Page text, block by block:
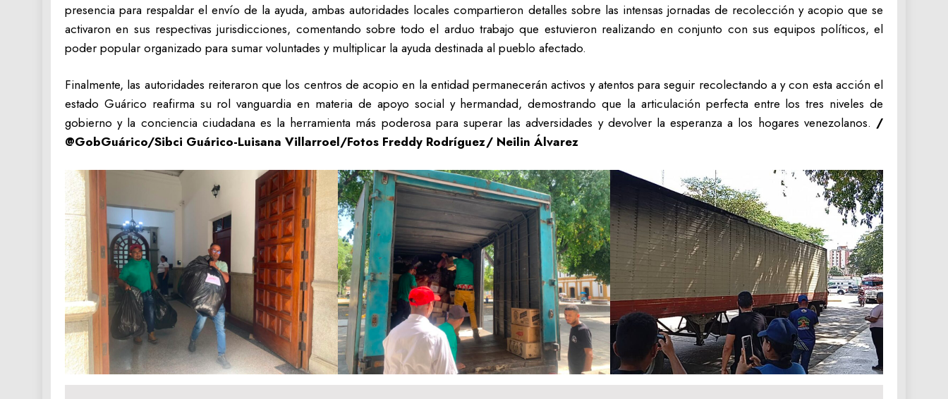
presencia para respaldar el envío de la ayuda, ambas autoridades locales compartieron detalles sobre las intensas jornadas de recolección y acopio que se
activaron en sus respectivas jurisdicciones, comentando sobre todo el arduo trabajo que estuvieron realizando en conjunto con sus equipos políticos, el
poder popular organizado para sumar voluntades y multiplicar la ayuda destinada al pueblo afectado.
‎‎Finalmente, las autoridades reiteraron que los centros de acopio en la entidad permanecerán activos y atentos para seguir recolectando a y con esta acción el
estado Guárico reafirma su rol vanguardia en materia de apoyo social y hermandad, demostrando que la articulación perfecta entre los tres niveles de
gobierno y la conciencia ciudadana es la herramienta más poderosa para superar las adversidades y devolver la esperanza a los hogares venezolanos. /
@GobGuárico/Sibci Guárico-‎Luisana Villarroel/Fotos Freddy Rodríguez/ Neilin Álvarez